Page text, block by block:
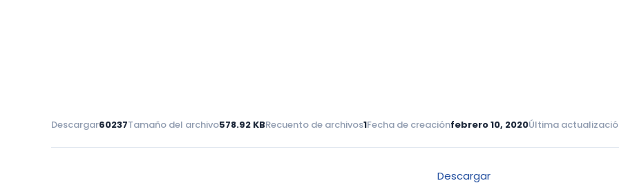
Descargar60237Tamaño del archivo578.92 KBRecuento de archivos1Fecha de creaciónfebrero 10, 2020Última
Descargar